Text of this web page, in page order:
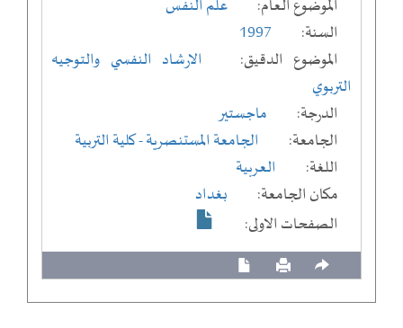
الموضوع العام:
علم النفس
السنة:
1997
الموضوع الدقيق:
الارشاد النفسي والتوجيه
التربوي
الدرجة:
ماجستير
الجامعة:
الجامعة المستنصرية- كلية التربية
اللغة:
العربية
مكان الجامعة:
بغداد
الصفحات الاولى: